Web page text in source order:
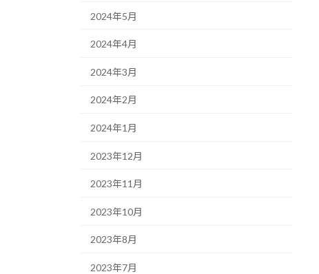
2024年5月
2024年4月
2024年3月
2024年2月
2024年1月
2023年12月
2023年11月
2023年10月
2023年8月
2023年7月